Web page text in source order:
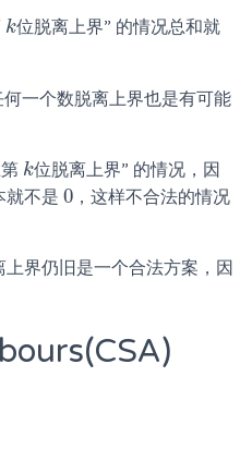
k
k位脱离上界” 的情况总和就
何一个数脱离上界也是有可能
k
k位脱离上界” 的情况，因
就不是 0
0 ，这样不合法的情况
界仍旧是一个合法方案，因